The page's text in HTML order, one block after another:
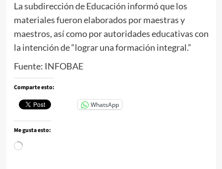
La subdirección de Educación informó que los
materiales fueron elaborados por maestras y
maestros, así como por autoridades educativas con
la intención de “lograr una formación integral.”
Fuente: INFOBAE
Comparte esto:
WhatsApp
Me gusta esto:
Cargando...